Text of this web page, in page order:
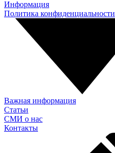
Информация
Политика конфиденциальности
Важная информация
Статьи
СМИ о нас
Контакты